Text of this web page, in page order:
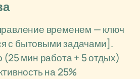
временем — ключ
с бытовыми задачами].
мин работа + 5 отдых)
на 25%